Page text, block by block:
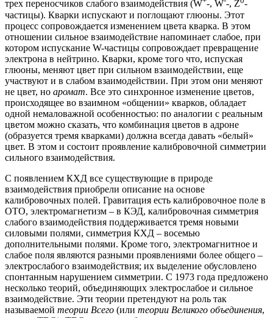
трех переносчиков слабого взаимодействия (W -, W -, Z -
частицы). Кварки испускают и поглощают глюоны. Этот
процесс сопровождается изменением цвета кварка. В этом
отношении сильное взаимодействие напоминает слабое, при
котором испускание W-частицы сопровождает превращение
электрона в нейтрино. Кварки, кроме того что, испуская
глюоны, меняют цвет при сильном взаимодействии, еще
участвуют и в слабом взаимодействии. При этом они меняют
не цвет, но аромат. Все это синхронное изменение цветов,
происходящее во взаимном «общении» кварков, обладает
одной немаловажной особенностью: по аналогии с реальным
цветом можно сказать, что комбинация цветов в адроне
(образуется тремя кварками) должна всегда давать «белый»
цвет. В этом и состоит проявление калибровочной симметрии
сильного взаимодействия.
С появлением КХД все существующие в природе
взаимодействия приобрели описание на основе
калибровочных полей. Гравитация есть калибровочное поле в
ОТО, электромагнетизм – в КЭД, калибровочная симметрия
слабого взаимодействия поддерживается тремя новыми
силовыми полями, симметрия КХД – восемью
дополнительными полями. Кроме того, электромагнитное и
слабое поля являются разными проявлениями более общего –
электрослабого взаимодействия; их выделение обусловлено
спонтанным нарушением симметрии. С 1973 года предложено
несколько теорий, объединяющих электрослабое и сильное
взаимодействие. Эти теории претендуют на роль так
называемой теории Всего (или теории Великого объединения,